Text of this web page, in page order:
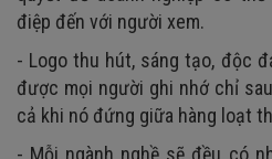
điệp đến với người xem.
- Logo thu hút, sáng tạo, độc
được mọi người ghi nhớ chỉ
cả khi nó đứng giữa hàng loạt
- Mỗi ngành nghề sẽ đều có